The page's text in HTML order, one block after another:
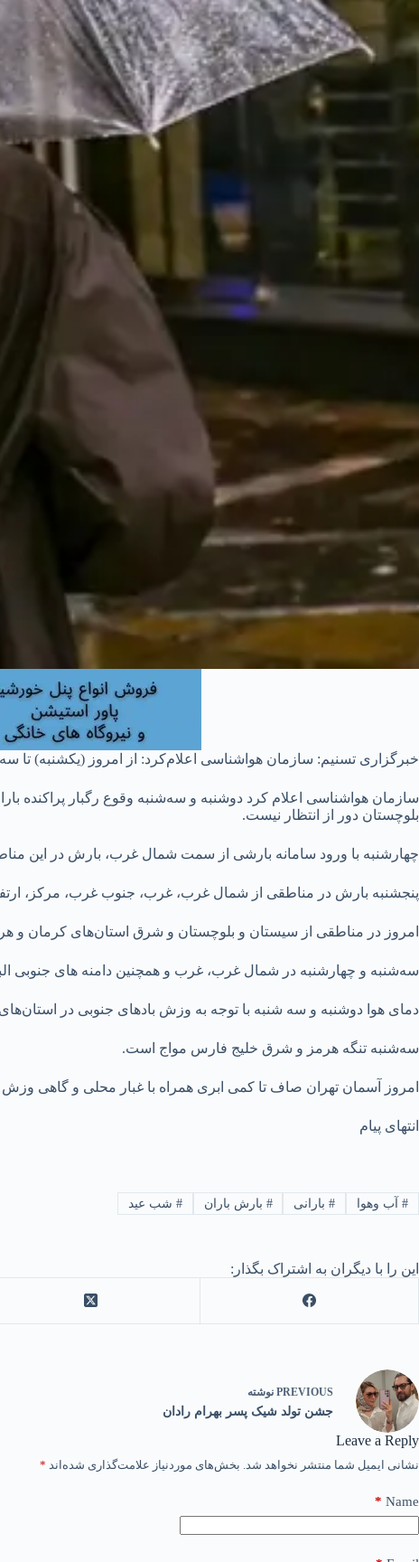
خبرگزاری تسنیم: سازمان هواشناسی اعلام‌کرد: از امروز (یکشنبه)
سازمان هواشناسی اعلام کرد دوشنبه و سه‌شنبه وقوع رگبار پراکنده
بلوچستان دور از انتظار نیست.
چهارشنبه با ورود سامانه بارشی از سمت شمال غرب، بارش در این
پنجشنبه بارش در مناطقی از شمال غرب، غرب، جنوب غرب، مرکز،
امروز در مناطقی از سیستان و بلوچستان و شرق استان‌های کرمان و
سه‌شنبه و چهارشنبه در شمال غرب، غرب و همچنین دامنه های جنوبی
دمای هوا دوشنبه و سه شنبه با توجه به وزش بادهای جنوبی در
سه‌شنبه تنگه هرمز و شرق خلیج فارس مواج است.
امروز آسمان تهران صاف تا کمی ابری همراه با غبار محلی و گاهی وزش باد ملایم است. حداکثر دمای امروز
انتهای پیام
#آب وهوا #بارانی # بارش باران # شب عید
این را با دیگران به اشتراک بگذار:
PREVIOUS نوشته
جشن تولد شیک پسر بهرام رادان
Leave a Reply
نشانی ایمیل شما منتشر نخواهد شد. بخش‌های موردنیاز علامت‌گذاری شده‌اند *
Name
*